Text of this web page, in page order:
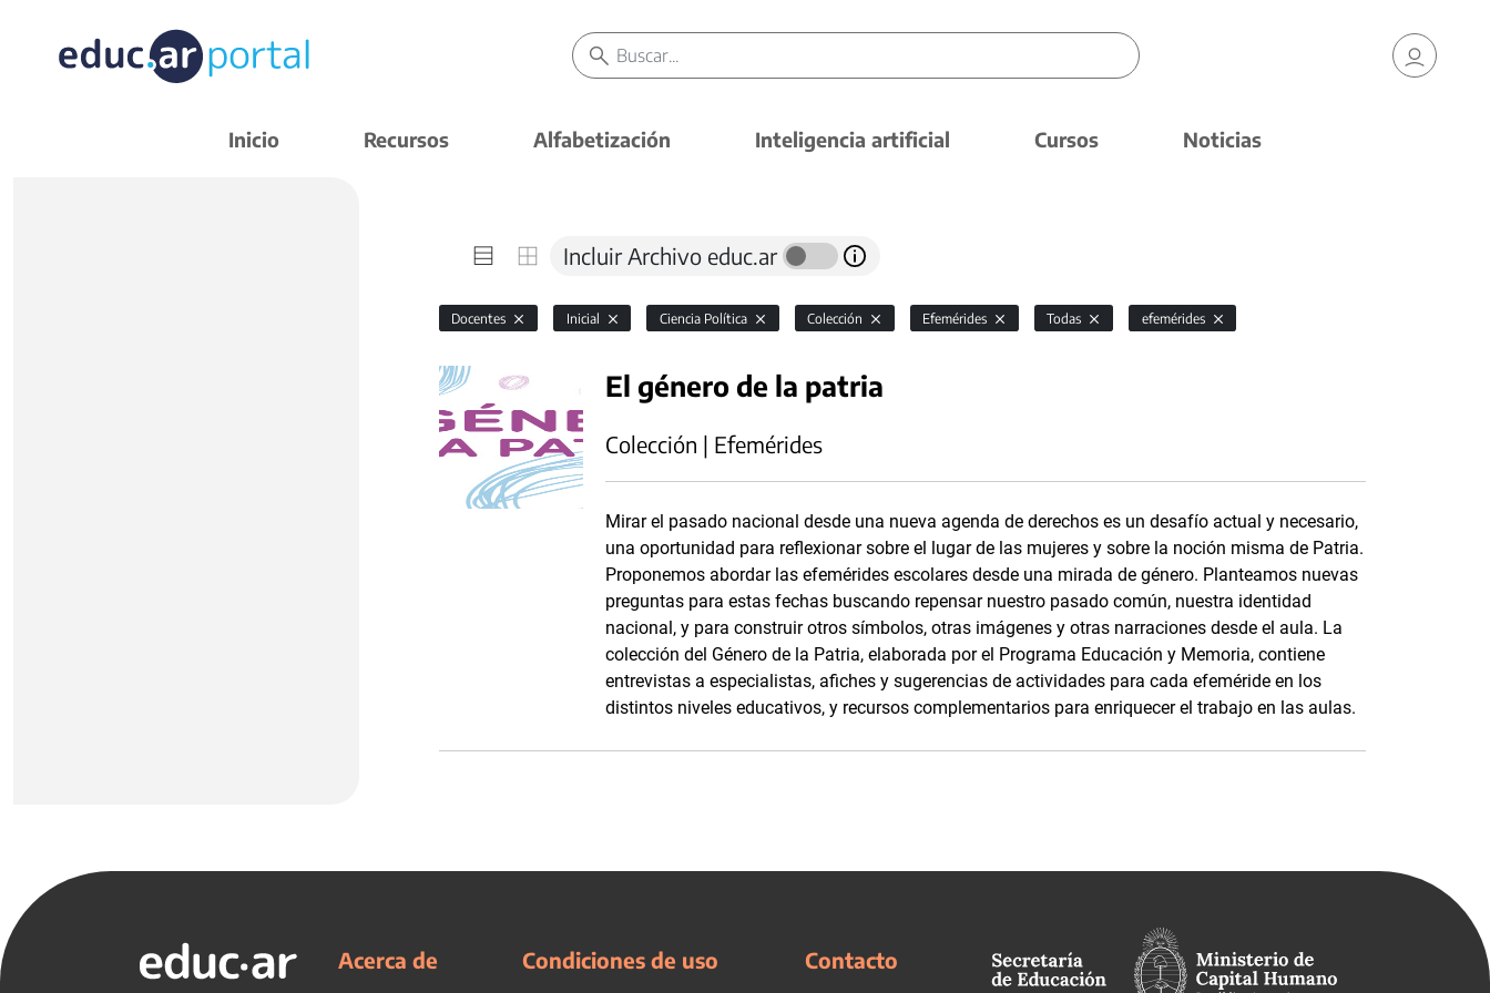
Inicio Recursos Alfabetización Inteligencia artificial Cursos Noticias
Incluir Archivo educ.ar
Docentes Inicial Ciencia Política Colección Efemérides Todas efemérides
El género de la patria
Colección | Efemérides
Mirar el pasado nacional desde una nueva agenda de derechos es un desafío actual y necesario,
una oportunidad para reflexionar sobre el lugar de las mujeres y sobre la noción misma de Patria.
Proponemos abordar las efemérides escolares desde una mirada de género. Planteamos nuevas
preguntas para estas fechas buscando repensar nuestro pasado común, nuestra identidad
nacional, y para construir otros símbolos, otras imágenes y otras narraciones desde el aula. La
colección del Género de la Patria, elaborada por el Programa Educación y Memoria, contiene
entrevistas a especialistas, afiches y sugerencias de actividades para cada efeméride en los
distintos niveles educativos, y recursos complementarios para enriquecer el trabajo en las aulas.
Acerca de Condiciones de uso Contacto